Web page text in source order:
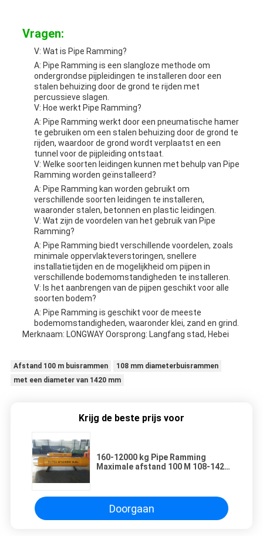
Vragen:
V: Wat is Pipe Ramming?
A: Pipe Ramming is een slangloze methode om
ondergrondse pijpleidingen te installeren door een
stalen behuizing door de grond te rijden met
percussieve slagen.
V: Hoe werkt Pipe Ramming?
A: Pipe Ramming werkt door een pneumatische hamer
te gebruiken om een stalen behuizing door de grond te
rijden, waardoor de grond wordt verplaatst en een
tunnel voor de pijpleiding ontstaat.
V: Welke soorten leidingen kunnen met behulp van Pipe
Ramming worden geïnstalleerd?
A: Pipe Ramming kan worden gebruikt om
verschillende soorten leidingen te installeren,
waaronder stalen, betonnen en plastic leidingen.
V: Wat zijn de voordelen van het gebruik van Pipe
Ramming?
A: Pipe Ramming biedt verschillende voordelen, zoals
minimale oppervlakteverstoringen, snellere
installatietijden en de mogelijkheid om pijpen in
verschillende bodemomstandigheden te installeren.
V: Is het aanbrengen van de pijpen geschikt voor alle
soorten bodem?
A: Pipe Ramming is geschikt voor de meeste
bodemomstandigheden, waaronder klei, zand en grind.
Merknaam: LONGWAY Oorsprong: Langfang stad, Hebei
Afstand 100 m buisrammen
108 mm diameterbuisrammen
met een diameter van 1420 mm
Krijg de beste prijs voor
160-12000 kg Pipe Ramming
Maximale afstand 100 M 108-1420
Doorgaan